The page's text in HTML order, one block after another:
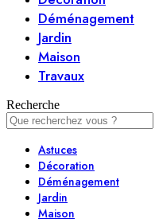
Déménagement
Jardin
Maison
Travaux
Recherche
Astuces
Décoration
Déménagement
Jardin
Maison